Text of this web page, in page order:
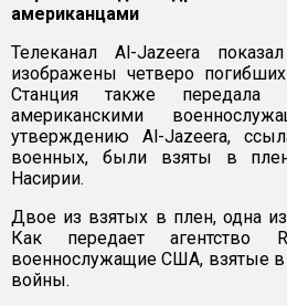
американцами
Телеканал Al-Jazeera
изображены четверо
Cтанция также
американскими
утверждению Al-Jazeera,
военных, были взяты в
Насирии.
Двое из взятых в плен, одна
Как передает агентство
военнослужащие США, взятые
войны.